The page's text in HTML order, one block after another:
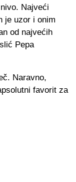
Najveći
je uzor i onim
od najvećih
Pepa
Naravno,
favorit za